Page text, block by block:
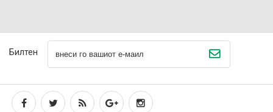
Билтен